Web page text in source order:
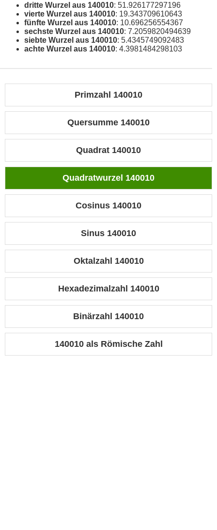
dritte Wurzel aus 140010: 51.926177297196
vierte Wurzel aus 140010: 19.343709610643
fünfte Wurzel aus 140010: 10.696256554367
sechste Wurzel aus 140010: 7.2059820494639
siebte Wurzel aus 140010: 5.4345749092483
achte Wurzel aus 140010: 4.3981484298103
Primzahl 140010
Quersumme 140010
Quadrat 140010
Quadratwurzel 140010
Cosinus 140010
Sinus 140010
Oktalzahl 140010
Hexadezimalzahl 140010
Binärzahl 140010
140010 als Römische Zahl